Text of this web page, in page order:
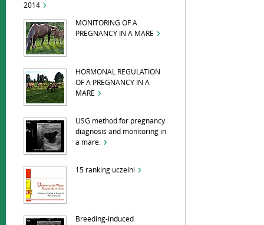
2014
MONITORING OF A
PREGNANCY IN A MARE
HORMONAL REGULATION
OF A PREGNANCY IN A
MARE
USG method for pregnancy
diagnosis and monitoring in
a mare.
15 ranking uczelni
Breeding-induced